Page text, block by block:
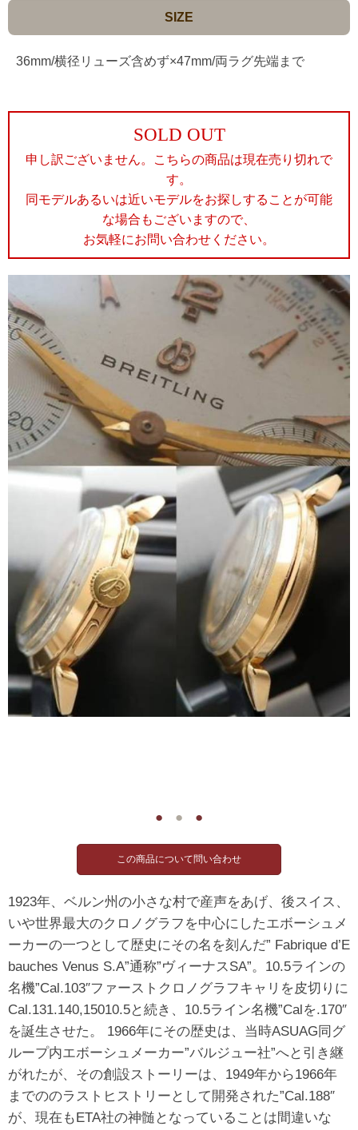
SIZE
36mm/横径リューズ含めず×47mm/両ラグ先端まで
SOLD OUT
申し訳ございません。こちらの商品は現在売り切れで
す。
同モデルあるいは近いモデルをお探しすることが可能
な場合もございますので、
お気軽にお問い合わせください。
● ● ●
1923年、ベルン州の小さな村で産声をあげ、後スイス、
いや世界最大のクロノグラフを中心にしたエボーシュメ
ーカーの一つとして歴史にその名を刻んだ” Fabrique d’E
bauches Venus S.A”通称”ヴィーナスSA”。10.5ラインの
名機”Cal.103″ファーストクロノグラフキャリを皮切りに
Cal.131.140,15010.5と続き、10.5ライン名機”Calを.170″
を誕生させた。 1966年にその歴史は、当時ASUAG同グ
ループ内エボーシュメーカー”バルジュー社”へと引き継
がれたが、その創設ストーリーは、1949年から1966年
までののラストヒストリーとして開発された”Cal.188″
が、現在もETA社の神髄となっていることは間違いな